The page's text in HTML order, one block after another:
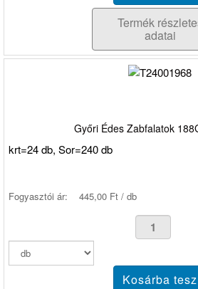
Termék
adatai
Győri Édes Zabfalatok
krt=24 db, Sor=240 db
Fogyasztói ár: 445,00 Ft / db